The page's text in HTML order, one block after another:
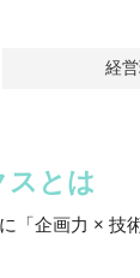
経
スとは
「企画力 × 技